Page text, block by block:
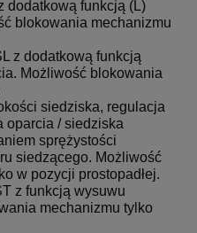
dodatkową funkcją (L)
blokowania mechanizmu
z dodatkową funkcją
Możliwość blokowania
siedziska, regulacja
oparcia / siedziska
sprężystości
siedzącego. Możliwość
w pozycji prostopadłej.
z funkcją wysuwu
mechanizmu tylko